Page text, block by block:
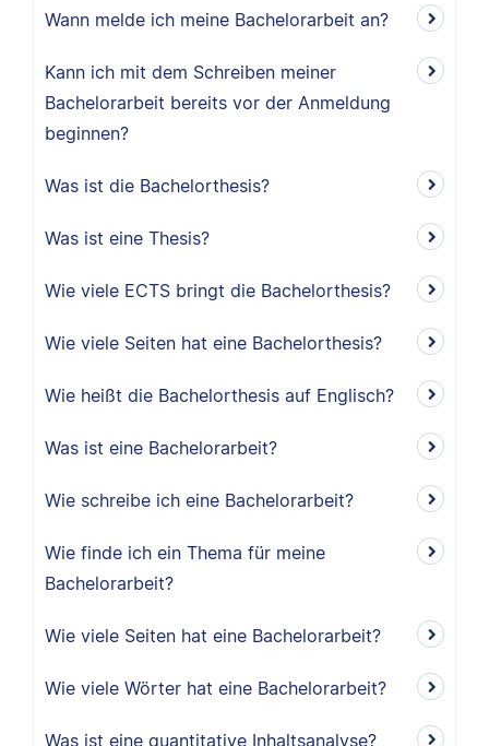
Wann melde ich meine Bachelorarbeit an?
Kann ich mit dem Schreiben meiner
Bachelorarbeit bereits vor der Anmeldung
beginnen?
Was ist die Bachelorthesis?
Was ist eine Thesis?
Wie viele ECTS bringt die Bachelorthesis?
Wie viele Seiten hat eine Bachelorthesis?
Wie heißt die Bachelorthesis auf Englisch?
Was ist eine Bachelorarbeit?
Wie schreibe ich eine Bachelorarbeit?
Wie finde ich ein Thema für meine
Bachelorarbeit?
Wie viele Seiten hat eine Bachelorarbeit?
Wie viele Wörter hat eine Bachelorarbeit?
Was ist eine quantitative Inhaltsanalyse?